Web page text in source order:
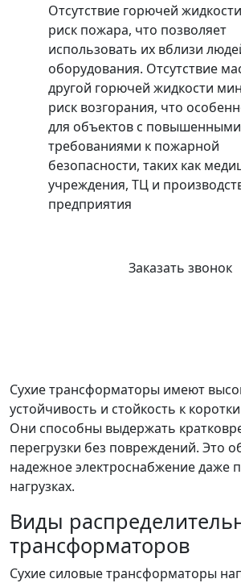
Отсутствие горючей
риск пожара, что позволяет
использовать их вблизи
оборудования. Отсутствие
другой горючей жидкости
риск возгорания, что
для объектов с повышенными
требованиями к пожарной
безопасности, таких как
учреждения, ТЦ и
предприятия
Заказать звонок
Сухие трансформаторы имеют
устойчивость и стойкость к
Они способны выдержать
перегрузки без повреждений. Это
надежное электроснабжение даже
нагрузках.
Виды
трансформаторов
Сухие силовые трансформаторы